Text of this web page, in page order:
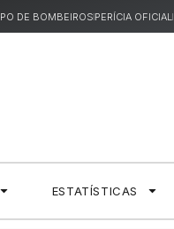
DE BOMBEIROSPERÍCIA OFICIAL
ESTATÍSTICAS